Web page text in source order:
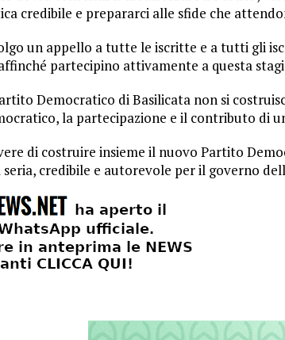
credibile e prepararci alle sfide che
un appello a tutte le iscritte e a tutti gli
partecipino attivamente a questa
Democratico di Basilicata non si
la partecipazione e il contributo di
di costruire insieme il nuovo Partito
credibile e autorevole per il governo